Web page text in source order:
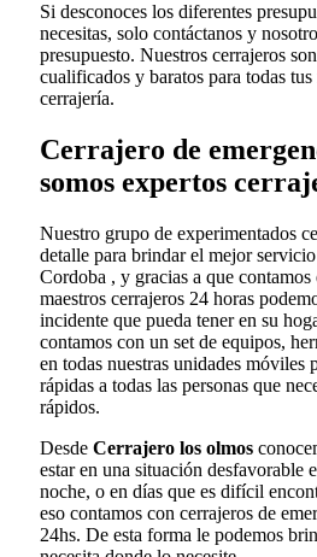
Si desconoces los diferentes
necesitas, solo contáctanos y
presupuesto. Nuestros cerrajeros
cualificados y baratos para todas tus
cerrajería.
Cerrajero de
somos expertos
Nuestro grupo de experimentados
detalle para brindar el mejor
Cordoba , y gracias a que contamos
maestros cerrajeros 24 horas
incidente que pueda tener en su
contamos con un set de equipos,
en todas nuestras unidades móviles
rápidas a todas las personas que
rápidos.
Desde Cerrajero los olmos
estar en una situación desfavorable
noche, o en días que es difícil
eso contamos con cerrajeros de
24hs. De esta forma le podemos